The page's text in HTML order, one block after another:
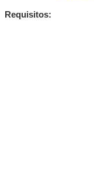
Requisitos: